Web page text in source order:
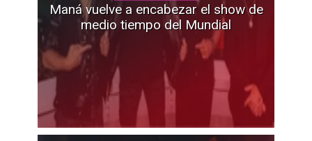
Maná vuelve a encabezar el show de
medio tiempo del Mundial